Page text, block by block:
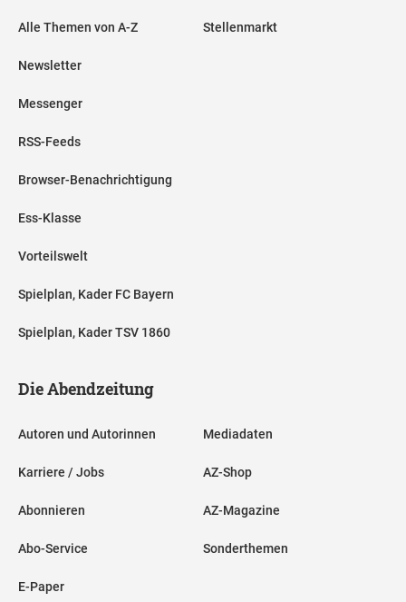
Alle Themen von A-Z
Newsletter
Messenger
RSS-Feeds
Browser-Benachrichtigung
Ess-Klasse
Vorteilswelt
Spielplan, Kader FC Bayern
Spielplan, Kader TSV 1860
Stellenmarkt
Die Abendzeitung
Autoren und Autorinnen
Karriere / Jobs
Abonnieren
Abo-Service
E-Paper
Mediadaten
AZ-Shop
AZ-Magazine
Sonderthemen